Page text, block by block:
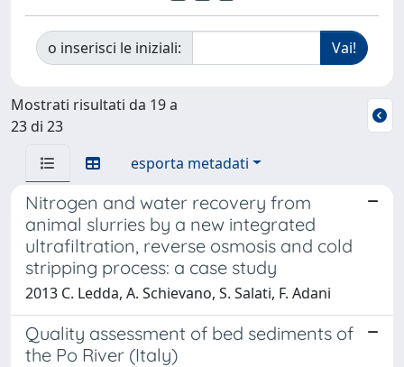
o inserisci le iniziali:
Mostrati risultati da 19 a
23 di 23
esporta metadati
Nitrogen and water recovery from
animal slurries by a new integrated
ultrafiltration, reverse osmosis and cold
stripping process: a case study
2013 C. Ledda, A. Schievano, S. Salati, F. Adani
Quality assessment of bed sediments of
the Po River (Italy)